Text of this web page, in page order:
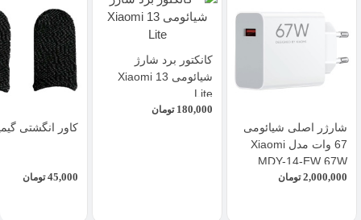
شارژر اصلی شیائومی
67 وات مدل Xiaomi
MDY-14-EW 67W
2,000,000 تومان
کانکتور برد شارژ
شیائومی Xiaomi 13
Lite
180,000 تومان
کاور انگشتی
45,000 تومان